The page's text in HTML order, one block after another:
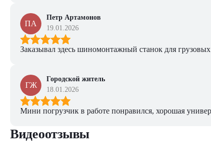
ПА
Петр Артамонов
19.01.2026
Заказывал здесь шиномонтажный станок для
ГЖ
Городской житель
18.01.2026
Мини погрузчик в работе понравился, хорошая
Видеоотзывы